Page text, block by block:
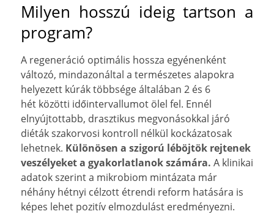
Milyen hosszú ideig tartson a
program?
A regeneráció optimális hossza egyénenként
változó, mindazonáltal a természetes alapokra
helyezett kúrák többsége általában 2 és 6
hét közötti időintervallumot ölel fel. Ennél
elnyújtottabb, drasztikus megvonásokkal járó
diéták szakorvosi kontroll nélkül kockázatosak
lehetnek. Különösen a szigorú léböjtök rejtenek
veszélyeket a gyakorlatlanok számára. A klinikai
adatok szerint a mikrobiom mintázata már
néhány hétnyi célzott étrendi reform hatására is
képes lehet pozitív elmozdulást eredményezni.